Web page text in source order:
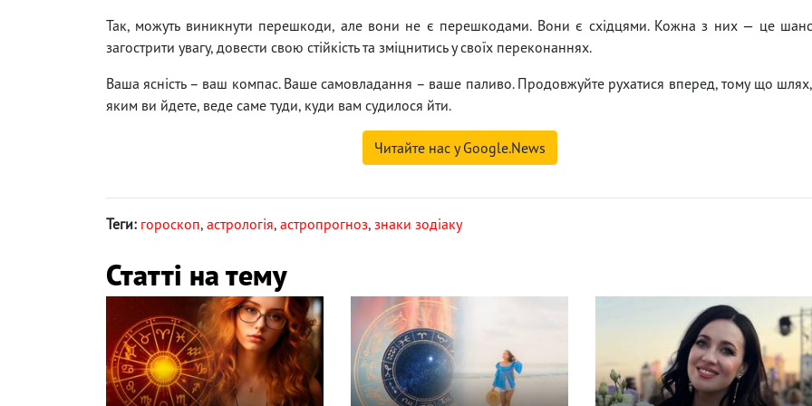
Так, можуть виникнути перешкоди, але вони не є перешкодами. Вони є східцями. Кожна з них — це шанс
загострити увагу, довести свою стійкість та зміцнитись у своїх переконаннях.
Ваша ясність – ваш компас. Ваше самовладання – ваше паливо. Продовжуйте рухатися вперед, тому що шлях,
яким ви йдете, веде саме туди, куди вам судилося йти.
Читайте нас у Google.News
Теги: гороскоп, астрологія, астропрогноз, знаки зодіаку
Статті на тему